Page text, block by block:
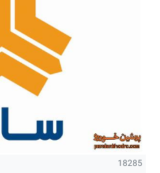
18285